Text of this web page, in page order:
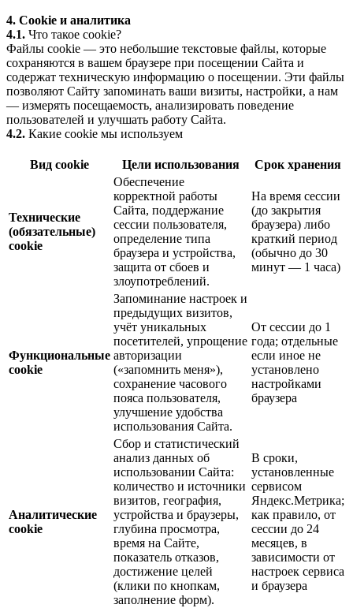
4. Cookie и аналитика
4.1. Что такое cookie?
Файлы cookie — это небольшие текстовые файлы, которые
сохраняются в вашем браузере при посещении Сайта и
содержат техническую информацию о посещении. Эти файлы
позволяют Сайту запоминать ваши визиты, настройки, а нам
— измерять посещаемость, анализировать поведение
пользователей и улучшать работу Сайта.
4.2. Какие cookie мы используем
Вид cookie Цели использования Срок хранения
Технические
(обязательные)
cookie
Обеспечение
корректной работы
Сайта, поддержание
сессии пользователя,
определение типа
браузера и устройства,
защита от сбоев и
злоупотреблений.
На время сессии
(до закрытия
браузера) либо
краткий период
(обычно до 30
минут — 1 часа)
Функциональные
cookie
Запоминание настроек и
предыдущих визитов,
учёт уникальных
посетителей, упрощение
авторизации
(«запомнить меня»),
сохранение часового
пояса пользователя,
улучшение удобства
использования Сайта.
От сессии до 1
года; отдельные
если иное не
установлено
настройками
браузера
Аналитические
cookie
Сбор и статистический
анализ данных об
использовании Сайта:
количество и источники
визитов, география,
устройства и браузеры,
глубина просмотра,
время на Сайте,
показатель отказов,
достижение целей
(клики по кнопкам,
заполнение форм).
В сроки,
установленные
сервисом
Яндекс.Метрика;
как правило, от
сессии до 24
месяцев, в
зависимости от
настроек сервиса
и браузера